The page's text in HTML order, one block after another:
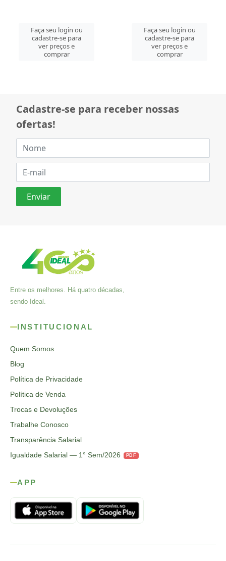
Faça seu login ou
cadastre-se para
ver preços e
comprar
Faça seu login ou
cadastre-se para
ver preços e
comprar
Cadastre-se para receber nossas
ofertas!
Entre os melhores. Há quatro décadas,
sendo Ideal.
INSTITUCIONAL
Quem Somos
Blog
Política de Privacidade
Política de Venda
Trocas e Devoluções
Trabalhe Conosco
Transparência Salarial
Igualdade Salarial — 1° Sem/2026
PDF
APP